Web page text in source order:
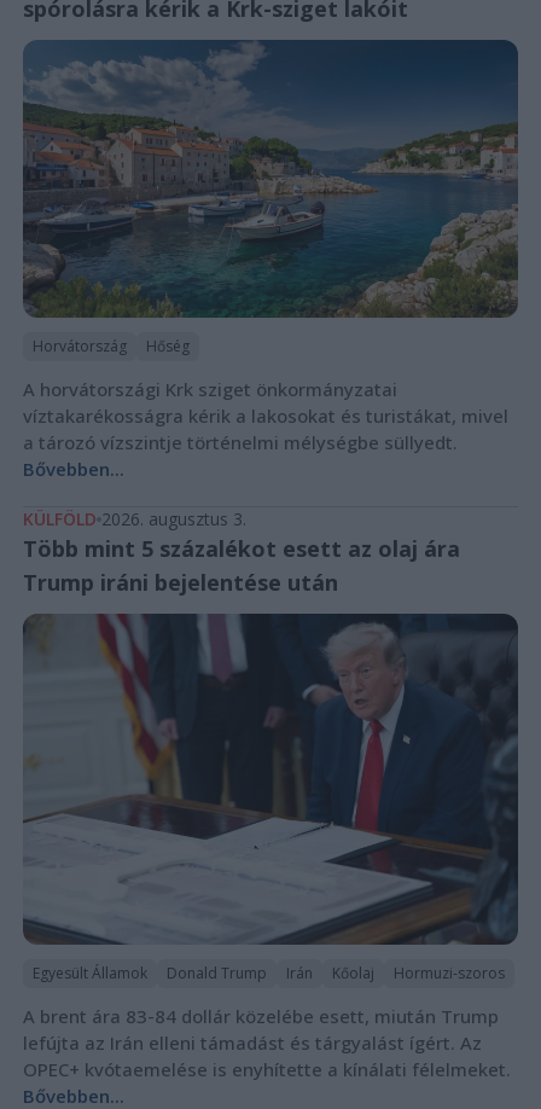
spórolásra kérik a Krk-sziget lakóit
Horvátország Hőség
A horvátországi Krk sziget önkormányzatai
víztakarékosságra kérik a lakosokat és turistákat, mivel
a tározó vízszintje történelmi mélységbe süllyedt.
Bővebben...
KÜLFÖLD 2026. augusztus 3.
Több mint 5 százalékot esett az olaj ára
Trump iráni bejelentése után
Egyesült Államok Donald Trump Irán Kőolaj Hormuzi-szoros
A brent ára 83-84 dollár közelébe esett, miután Trump
lefújta az Irán elleni támadást és tárgyalást ígért. Az
OPEC+ kvótaemelése is enyhítette a kínálati félelmeket.
Bővebben...